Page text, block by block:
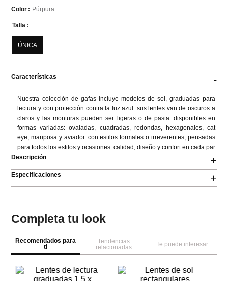
Color Púrpura
Talla
ÚNICA
Características -
Nuestra colección de gafas incluye modelos de sol, graduadas para
lectura y con protección contra la luz azul. sus lentes van de oscuros a
claros y las monturas pueden ser ligeras o de pasta. disponibles en
formas variadas: ovaladas, cuadradas, redondas, hexagonales, cat
eye, mariposa y aviador. con estilos formales o irreverentes, pensadas
para todos los estilos y ocasiones. calidad, diseño y confort en cada par.
Descripción
+
Especificaciones +
Completa tu look
Recomendados para
ti
Tendencias
relacionadas
Te puede interesar